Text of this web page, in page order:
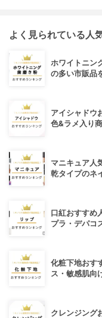
よく見られている人
ホワイトニン
の多い市販品
アイシャドウ
色&ラメ入り
マニキュア人
乾タイプのネ
口紅おすすめ
プラ・デパコ
化粧下地おす
ス・敏感肌向
クレンジング